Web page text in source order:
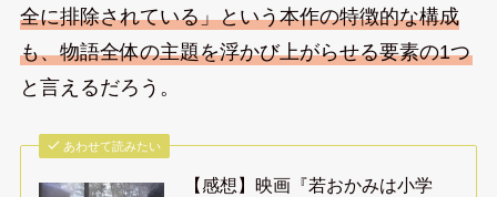
全に排除されている」という本作の特徴的な構成
も、物語全体の主題を浮かび上がらせる要素の1つ
と言えるだろう。
あわせて読みたい
【感想】映画『若おかみは小学